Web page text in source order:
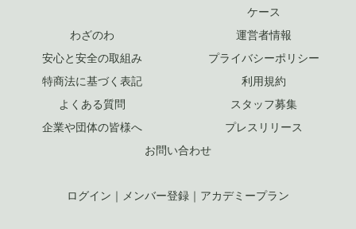
ケース
わざのわ
運営者情報
安心と安全の取組み
プライバシーポリシー
特商法に基づく表記
利用規約
よくある質問
スタッフ募集
企業や団体の皆様へ
プレスリリース
お問い合わせ
ログイン ｜ メンバー登録 ｜ アカデミープラン